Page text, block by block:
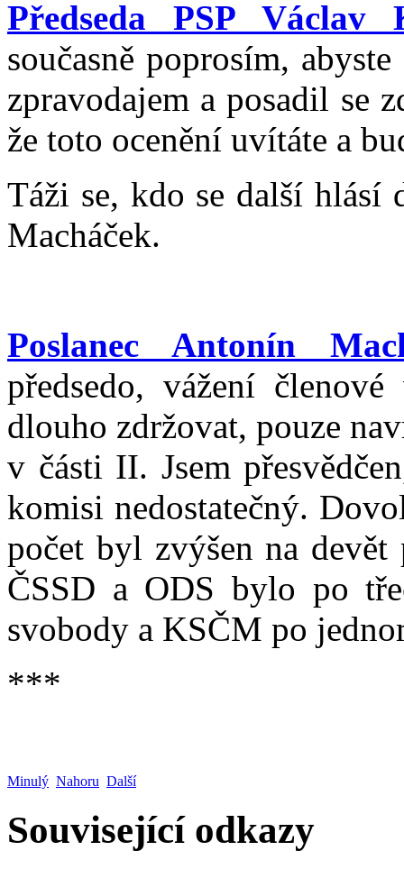
Předseda PSP Václav
současně poprosím,
zpravodajem a posadil se
že toto ocenění uvítáte a
Táži se, kdo se další hlásí
Macháček.
Poslanec Antonín
předsedo, vážení
dlouho zdržovat, pouze
v části II. Jsem
komisi nedostatečný.
počet byl zvýšen na
ČSSD a ODS bylo po
svobody a KSČM po
***
Minulý Nahoru Další
Související odkazy